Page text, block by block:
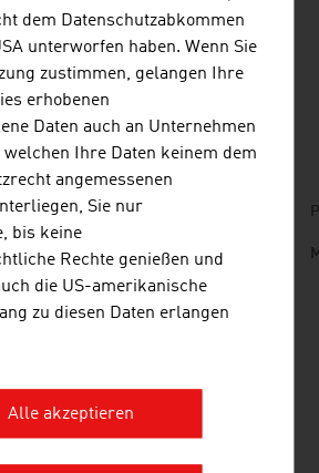
Branche.
View, Organic Food, en | de
dem Datenschutzabkommen
unterworfen haben. Wenn Sie
zustimmen, gelangen Ihre
erhobenen
Daten auch an Unternehmen
welchen Ihre Daten keinem dem
angemessenen
Sie nur
bis keine
Rechte genießen und
die US-amerikanische
zu diesen Daten erlangen
Alle akzeptieren